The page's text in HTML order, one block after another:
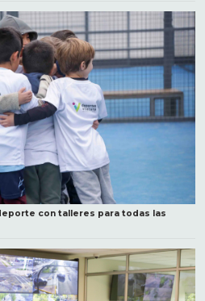
con talleres para todas las